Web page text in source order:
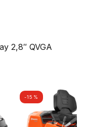
2,8″ QVGA
-15%